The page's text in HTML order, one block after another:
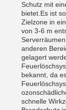
Schutz mit
bietet.Es ist
Zielzone in
von 3-6 m
anderen
gelagert
bekannt, da
schnelle